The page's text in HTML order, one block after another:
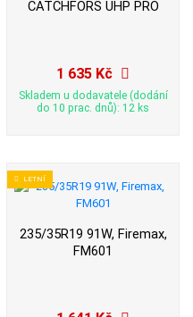
CATCHFORS UHP PRO
1 635 Kč
Skladem u dodavatele (dodání
do 10 prac. dnů): 12 ks
LETNÍ
235/35R19 91W, Firemax,
FM601